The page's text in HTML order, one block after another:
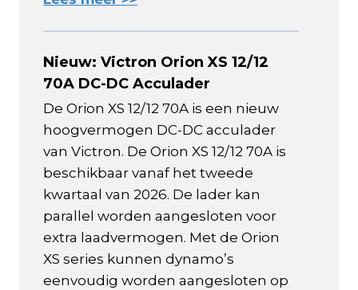
Nieuw: Victron Orion XS 12/12
70A DC-DC Acculader
De Orion XS 12/12 70A is een nieuw
hoogvermogen DC-DC acculader
van Victron. De Orion XS 12/12 70A is
beschikbaar vanaf het tweede
kwartaal van 2026. De lader kan
parallel worden aangesloten voor
extra laadvermogen. Met de Orion
XS series kunnen dynamo’s
eenvoudig worden aangesloten op